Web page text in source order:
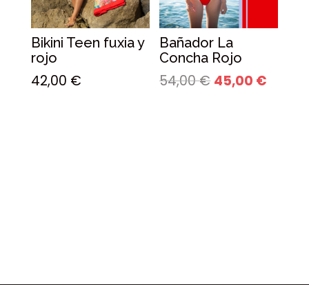
Bikini Teen fuxia y
rojo
42,00 €
Bañador La
Concha Rojo
54,00€ Original
45,00 €